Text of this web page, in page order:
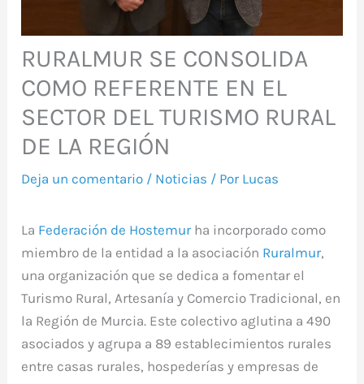
RURALMUR SE CONSOLIDA
COMO REFERENTE EN EL
SECTOR DEL TURISMO RURAL
DE LA REGIÓN
Deja un comentario / Noticias / Por Lucas
La Federación de Hostemurha incorporado como
miembro de la entidad a la asociación Ruralmur,
una organización que se dedica a fomentar el
Turismo Rural, Artesanía y Comercio Tradicional, en
la Región de Murcia. Este colectivo aglutina a 490
asociados y agrupa a 89 establecimientos rurales
entre casas rurales, hospederías y empresas de